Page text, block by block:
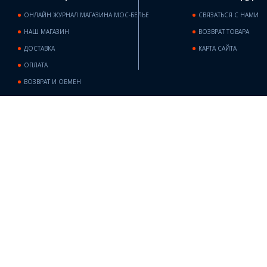
ОНЛАЙН ЖУРНАЛ МАГАЗИНА МОС-БЕЛЬЕ
НАШ МАГАЗИН
ДОСТАВКА
ОПЛАТА
ВОЗВРАТ И ОБМЕН
СВЯЗАТЬСЯ С НАМИ
ВОЗВРАТ ТОВАРА
КАРТА САЙТА